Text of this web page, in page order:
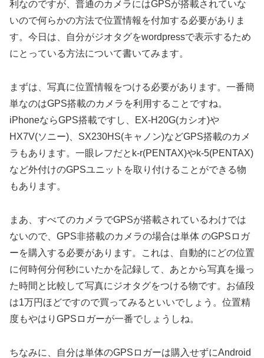
利なのですが、普通のカメラにはGPSが搭載されていな
いので何らかの方法で位置情報を付加する必要がありま
す。今日は、自分がジオタグをwordpressで表示するため
にとっている方法について書いてみます。
まずは、写真に位置情報をつける必要があります。一番簡
単なのはGPS搭載のカメラを利用することですね。
iPhoneならGPS搭載ですし、EX-H20G(カシオ)や
HX7V(ソニー)、SX230HS(キャノン)などGPS搭載のカメ
ラもあります。一眼レフだとk-r(PENTAX)やk-5(PENTAX)
など外付けのGPSユニットを取り付けることができる物
もあります。
まあ、すべてのカメラでGPSが搭載されているわけでは
ないので、GPS非搭載のカメラの場合は単体 のGPSロガ
ーを購入する必要があります。これは、自動的にどの位置
に何時何分何秒にいたかを記録して、あとから写真を撮っ
た時間と比較して写真にジオタグをつける物です。お値段
は1万円ほどですので買ってみるといいでしょう。位置精
度もやはりGPSロガーが一番でしょうしね。
ちなみに、自分は単体のGPSロガーは購入せずにAndroid